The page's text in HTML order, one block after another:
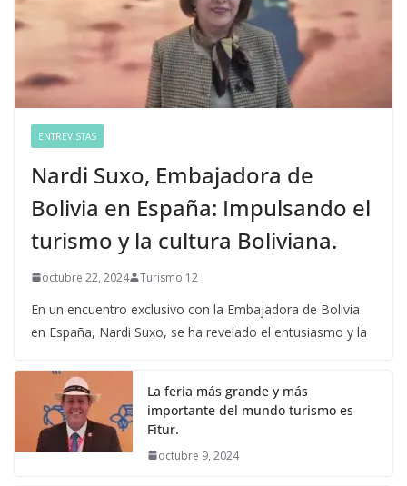
ENTREVISTAS
Nardi Suxo, Embajadora de
Bolivia en España: Impulsando el
turismo y la cultura Boliviana.
octubre 22, 2024 Turismo 12
En un encuentro exclusivo con la Embajadora de Bolivia
en España, Nardi Suxo, se ha revelado el entusiasmo y la
La feria más grande y más
importante del mundo turismo es
Fitur.
octubre 9, 2024